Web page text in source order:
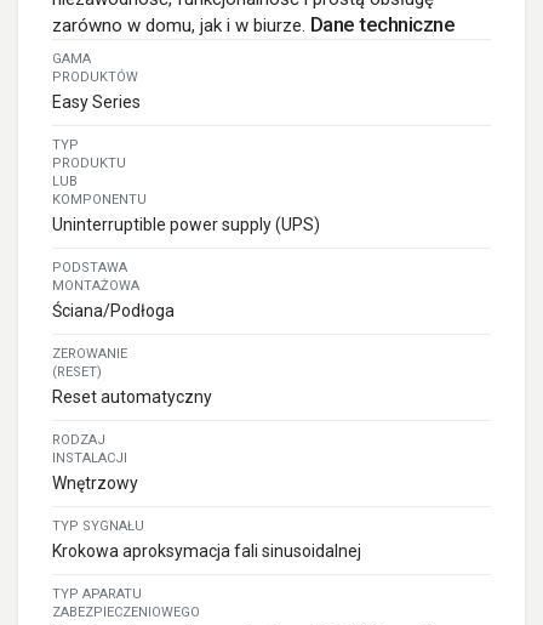
zarówno w domu, jak i w biurze. Dane techniczne
GAMA
PRODUKTÓW
Easy Series
TYP
PRODUKTU
LUB
KOMPONENTU
Uninterruptible power supply (UPS)
PODSTAWA
MONTAŻOWA
Ściana/Podłoga
ZEROWANIE
(RESET)
Reset automatyczny
RODZAJ
INSTALACJI
Wnętrzowy
TYP SYGNAŁU
Krokowa aproksymacja fali sinusoidalnej
TYP APARATU
ZABEZPIECZENIOWEGO